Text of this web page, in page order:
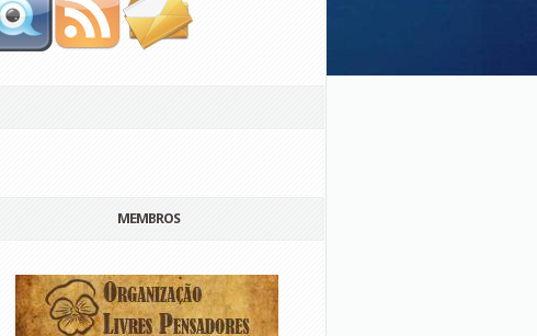
MEMBROS